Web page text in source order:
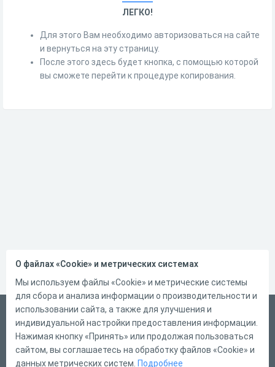
ЛЕГКО!
Для этого Вам необходимо авторизоваться на сайте
и вернуться на эту страницу.
После этого здесь будет кнопка, с помощью которой
вы сможете перейти к процедуре копирования.
Русский
Справка
Форма обратной связи
О файлах «Cookie» и метрических системах
Мы используем файлы «Cookie» и метрические системы
для сбора и анализа информации о производительности и
использовании сайта, а также для улучшения и
индивидуальной настройки предоставления информации.
Нажимая кнопку «Принять» или продолжая пользоваться
сайтом, вы соглашаетесь на обработку файлов «Cookie» и
данных метрических систем. Подробнее